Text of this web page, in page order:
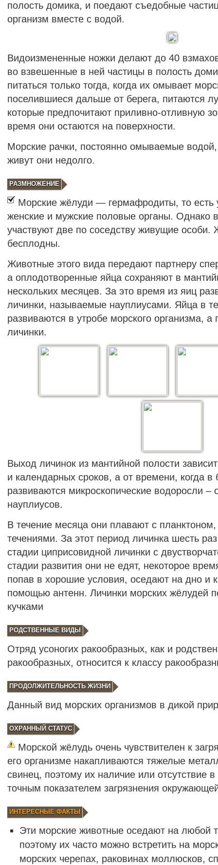
полость домика, и поедают съедобные
организм вместе с водой.
Видоизмененные ножки делают до 40
во взвешенные в ней частицы в полость
питаться только тогда, когда их омывает
поселившиеся дальше от берега, питаются
которые предпочитают приливно-отливную
время они остаются на поверхности.
Морские рачки, постоянно омываемые водой,
живут они недолго.
РАЗМНОЖЕНИЕ
Морские жёлуди — гермафродиты, то есть
женские и мужские половые органы. Однако
участвуют две по соседству живущие особи.
бесплодны.
Животные этого вида передают партнеру
а оплодотворенные яйца сохраняют в
нескольких месяцев. За это время из яиц
личинки, называемые науплиусами. Яйца в
развиваются в утробе морского организма,
личинки.
Выход личинок из мантийной полости
и календарных сроков, а от времени, когда
развиваются микроскопические водоросли –
науплиусов.
В течение месяца они плавают с
течениями. За этот период личинка шесть
стадии циприсовидной личинки с
стадии развития они не едят, некоторое
попав в хорошие условия, оседают на дно и
помощью антенн. Личинки морских жёлудей
кучками
РОДСТВЕННЫЕ ВИДЫ
Отряд усоногих ракообразных, как и
ракообразных, относится к классу
ПРОДОЛЖИТЕЛЬНОСТЬ ЖИЗНИ
Данный вид морских организмов в дикой
ОХРАННЫЙ СТАТУС
Морской жёлудь очень чувствителен к
его организме накапливаются тяжелые
свинец, поэтому их наличие или отсутствие
точным показателем загрязнения
ИНТЕРЕСНЫЕ ФАКТЫ
Эти морские животные оседают на любой
поэтому их часто можно встретить на
морских черепах, раковинах моллюсков,